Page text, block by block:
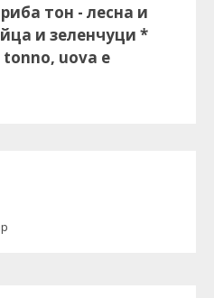
тон - лесна и
и зеленчуци *
uova e